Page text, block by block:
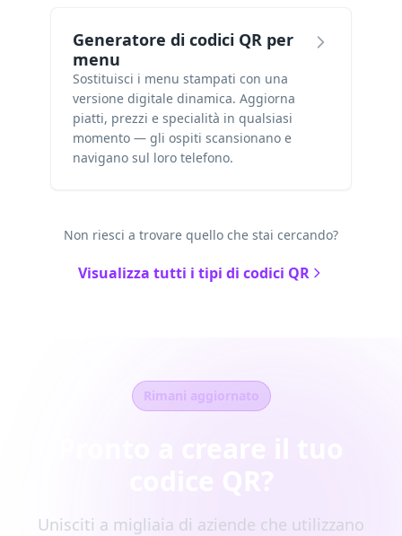
Generatore di codici QR per
menu
Sostituisci i menu stampati con una
versione digitale dinamica. Aggiorna
piatti, prezzi e specialità in qualsiasi
momento — gli ospiti scansionano e
navigano sul loro telefono.
Non riesci a trovare quello che stai cercando?
Visualizza tutti i tipi di codici QR
Rimani aggiornato
Unisciti a migliaia di aziende che utilizzano